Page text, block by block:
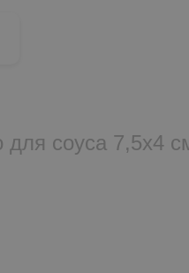
соуса 7,5x4